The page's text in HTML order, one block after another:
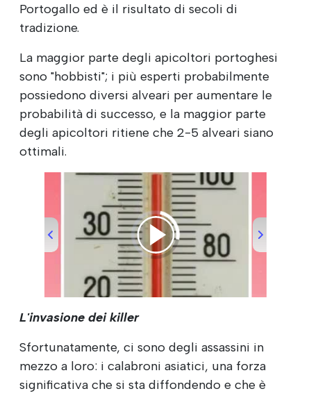
Portogallo ed è il risultato di secoli di
tradizione.
La maggior parte degli apicoltori portoghesi
sono "hobbisti"; i più esperti probabilmente
possiedono diversi alveari per aumentare le
probabilità di successo, e la maggior parte
degli apicoltori ritiene che 2-5 alveari siano
ottimali.
00:00/00:37
L'invasione dei killer
Sfortunatamente, ci sono degli assassini in
mezzo a loro: i calabroni asiatici, una forza
significativa che si sta diffondendo e che è